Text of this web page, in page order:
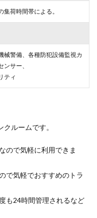
集荷時間帯による。
械警備、各種防犯設備監視カ
ンサー、
ティ
ルームです。
ので気軽に利用できま
で気軽でおすすめのトラ
も24時間管理されるなど